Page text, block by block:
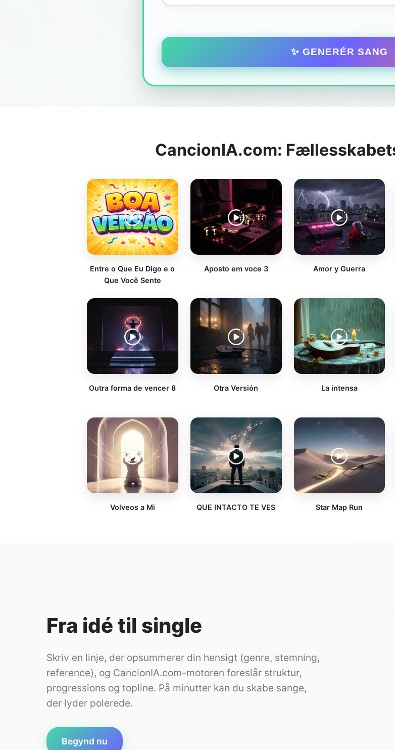
✨ GENERÉR SANG
CancionIA.com:
Entre o Que Eu Digo e o
Que Você Sente
Aposto em voce 3 Amor y Guerra
Outra forma de vencer 8 Otra Versión La intensa
Volveos a Mi QUE INTACTO TE VES Star Map Run
Fra idé til single
Skriv en linje, der opsummerer din hensigt (genre, stemning,
reference), og CancionIA.com-motoren foreslår struktur,
progressions og topline. På minutter kan du skabe sange,
der lyder polerede.
Begynd nu